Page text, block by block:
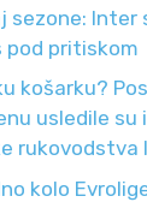
sezone: Inter
pod pritiskom
košarku?
usledile su i
rukovodstva
kolo